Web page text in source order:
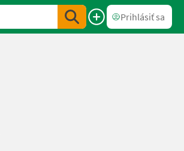
Prihlásiť sa